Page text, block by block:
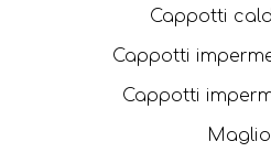
Cappotti
Cappotti
Cappotti